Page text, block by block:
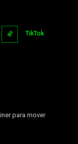
TikTok
para mover